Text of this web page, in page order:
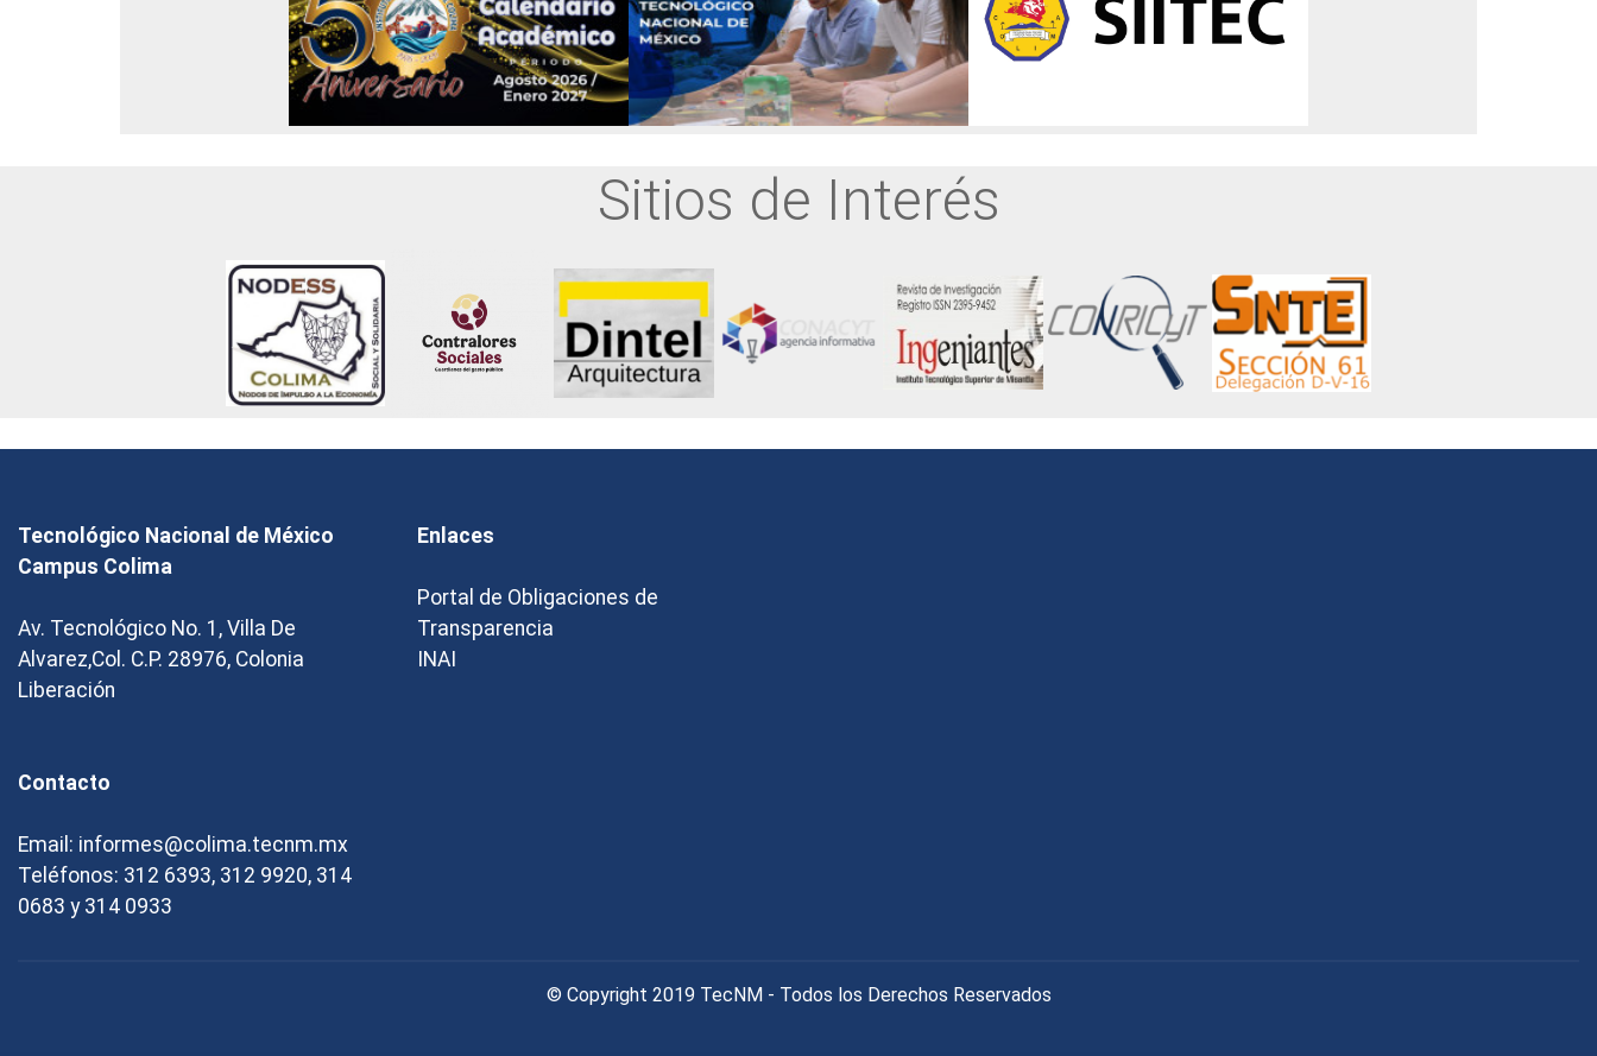
Sitios de Interés
Tecnológico Nacional de México
Campus Colima
Av. Tecnológico No. 1, Villa De
Alvarez,Col. C.P. 28976, Colonia
Liberación
Contacto
Email: informes@colima.tecnm.mx
Teléfonos: 312 6393, 312 9920, 314
0683 y 314 0933
Enlaces
Portal de Obligaciones de
Transparencia
INAI
© Copyright 2019 TecNM - Todos los Derechos Reservados